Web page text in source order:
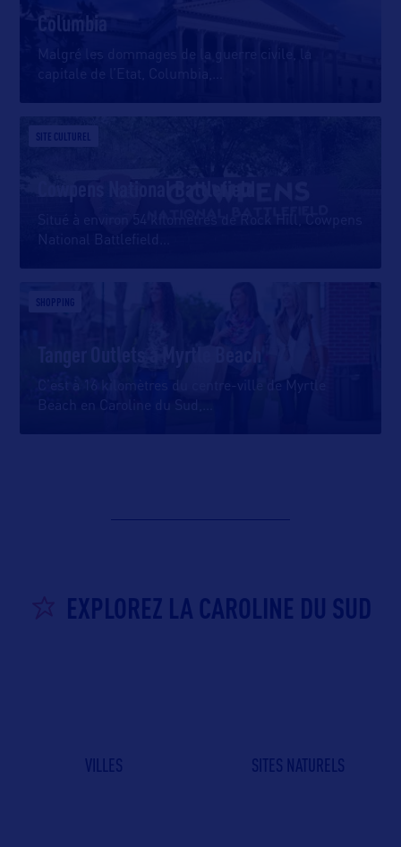
Columbia
Malgré les dommages de la guerre civile, la
capitale de l’Etat, Columbia,
SITE CULTUREL
National Battlefield
SHOPPING
C’est à 16 kilomètres du centre-ville de Myrtle
Beach en Caroline du Sud,
EXPLOREZ LA CAROLINE DU SUD
VILLES SITES NATURELS